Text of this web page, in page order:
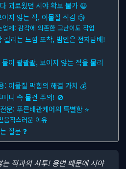
괴로웠던 시야 확보 불가 😷
지 않는 적, 이물질 직감 🧐
업체: 감각에 의존한 고난이도 작업
걸리는 느낌 포착, 범인은 전자담배!
이 콸콸콸, 보이지 않는 적을 물리
: 이물질 막힘의 해결 가치 💰
니 속 물건 주의! 🚫
문: 푸른배관케어의 특별함 ⭐
음직스러운 이유
질문 ❓
는 적과의 사투! 용변 때문에 시야